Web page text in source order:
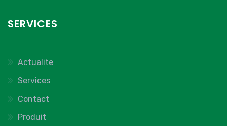
SERVICES
Actualite
Services
Contact
Produit